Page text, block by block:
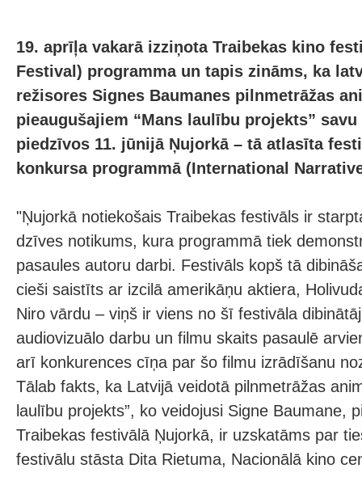
19. aprīļa vakarā izziņota Traibekas kino
Festival) programma un tapis zināms, ka
režisores Signes Baumanes pilnmetrāžas
pieaugušajiem “Mans laulību projekts”
piedzīvos 11. jūnijā Ņujorkā – tā atlasīta
konkursa programmā (International
"Ņujorkā notiekošais Traibekas festivāls ir
dzīves notikums, kura programmā tiek
pasaules autoru darbi. Festivāls kopš tā
cieši saistīts ar izcilā amerikāņu aktiera,
Niro vārdu – viņš ir viens no šī festivāla
audiovizuālo darbu un filmu skaits pasaulē
arī konkurences cīņa par šo filmu izrādīšanu
Tālab fakts, ka Latvijā veidotā pilnmetrāžas
laulību projekts”, ko veidojusi Signe Baumane,
Traibekas festivālā Ņujorkā, ir uzskatāms par
festivālu stāsta Dita Rietuma, Nacionālā kino